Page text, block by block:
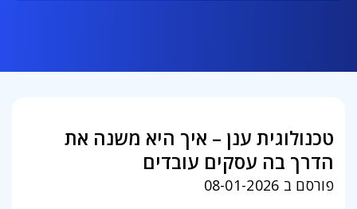
טכנולוגית ענן – איך היא משנה את
הדרך בה עסקים עובדים
פורסם ב 08-01-2026